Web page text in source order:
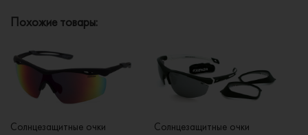
Похожие товары:
Солнцезащитные очки
Солнцезащитные очки